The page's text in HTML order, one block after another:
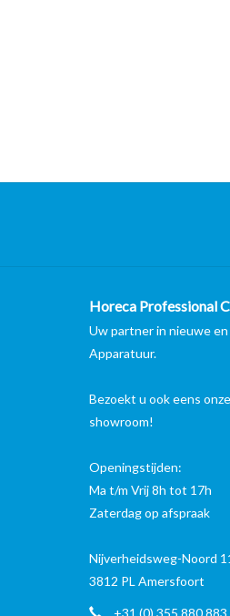
Horeca Professional
Uw partner in nieuwe
Apparatuur.
Bezoekt u ook eens
showroom!
Openingstijden:
Ma t/m Vrij 8h tot 17h
Zaterdag op afspraak
Nijverheidsweg-Noord
3812 PL Amersfoort